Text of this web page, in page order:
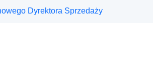
Dyrektora Sprzedaży